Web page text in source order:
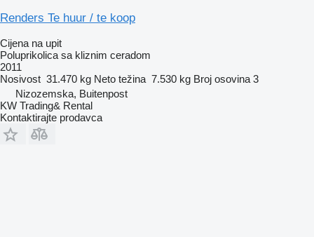
Renders Te huur / te koop
Cijena na upit
Poluprikolica sa kliznim ceradom
2011
Nosivost 31.470 kg Neto težina 7.530 kg Broj osovina 3
Nizozemska, Buitenpost
KW Trading& Rental
Kontaktirajte prodavca